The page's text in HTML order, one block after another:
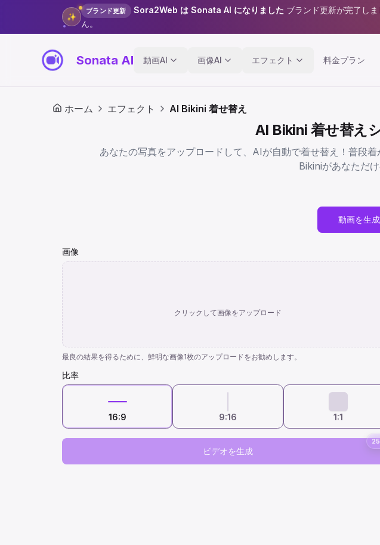
✨
ブランド更新 Sora2Web は Sonata AI になりました ブランド更新が完了し
ん。
Sonata AI 動画AI 画像AI エフェクト 料金プラン
ホーム エフェクト AI Bikini 着せ替え
AI Bikini 着せ替え
あなたの写真をアップロードして、AIが自動で着せ替え！普段
Bikiniがあなただ
動画を生成
画像
クリックして画像をアップロード
最良の結果を得るために、鮮明な画像1枚のアップロードをお勧めします。
比率
16:9 9:16 1:1
ビデオを生成